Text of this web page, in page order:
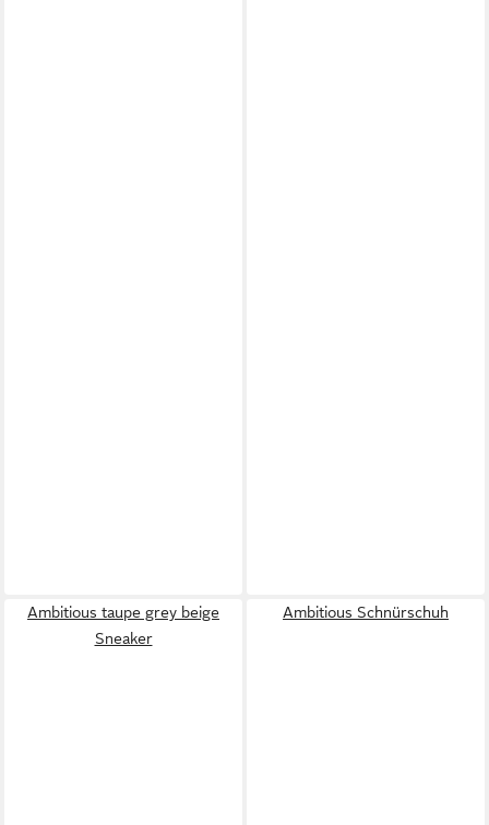
Ambitious taupe grey beige
Sneaker
Ambitious Schnürschuh